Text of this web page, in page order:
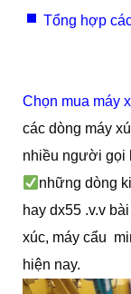
Tổng hợp
Chọn mua máy
các dòng máy
nhiều người gọi
những dòng
hay dx55 .v.v
xúc, máy cẩu
hiện nay.